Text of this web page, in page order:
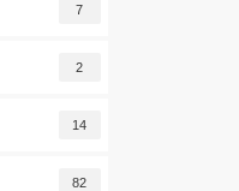
7
2
14
82